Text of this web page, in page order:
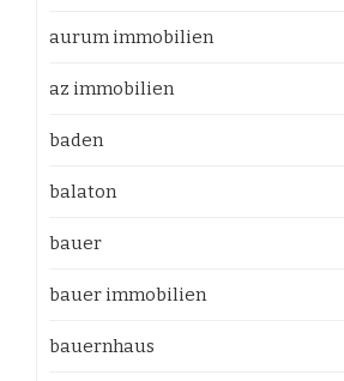
aurum immobilien
az immobilien
baden
balaton
bauer
bauer immobilien
bauernhaus